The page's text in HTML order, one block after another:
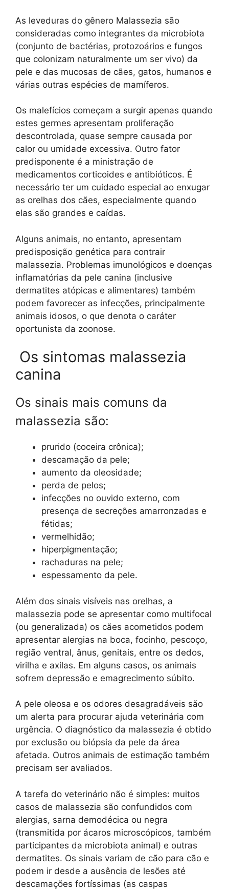
As leveduras do gênero Malassezia são
consideradas como integrantes da microbiota
(conjunto de bactérias, protozoários e fungos
que colonizam naturalmente um ser vivo) da
pele e das mucosas de cães, gatos, humanos e
várias outras espécies de mamíferos.
Os malefícios começam a surgir apenas quando
estes germes apresentam proliferação
descontrolada, quase sempre causada por
calor ou umidade excessiva. Outro fator
predisponente é a ministração de
medicamentos corticoides e antibióticos. É
necessário ter um cuidado especial ao enxugar
as orelhas dos cães, especialmente quando
elas são grandes e caídas.
Alguns animais, no entanto, apresentam
predisposição genética para contrair
malassezia. Problemas imunológicos e doenças
inflamatórias da pele canina (inclusive
dermatites atópicas e alimentares) também
podem favorecer as infecções, principalmente
animais idosos, o que denota o caráter
oportunista da zoonose.
Os sintomas malassezia
canina
Os sinais mais comuns da
malassezia são:
prurido (coceira crônica);
descamação da pele;
aumento da oleosidade;
perda de pelos;
infecções no ouvido externo, com
presença de secreções amarronzadas e
fétidas;
vermelhidão;
hiperpigmentação;
rachaduras na pele;
espessamento da pele.
Além dos sinais visíveis nas orelhas, a
malassezia pode se apresentar como multifocal
(ou generalizada) os cães acometidos podem
apresentar alergias na boca, focinho, pescoço,
região ventral, ânus, genitais, entre os dedos,
virilha e axilas. Em alguns casos, os animais
sofrem depressão e emagrecimento súbito.
A pele oleosa e os odores desagradáveis são
um alerta para procurar ajuda veterinária com
urgência. O diagnóstico da malassezia é obtido
por exclusão ou biópsia da pele da área
afetada. Outros animais de estimação também
precisam ser avaliados.
A tarefa do veterinário não é simples: muitos
casos de malassezia são confundidos com
alergias, sarna demodécica ou negra
(transmitida por ácaros microscópicos, também
participantes da microbiota animal) e outras
dermatites. Os sinais variam de cão para cão e
podem ir desde a ausência de lesões até
descamações fortíssimas (as caspas